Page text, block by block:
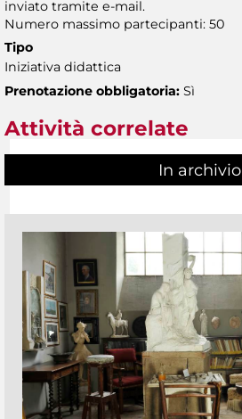
inviato tramite e-mail.
Numero massimo partecipanti: 50
Tipo
Iniziativa didattica
Prenotazione obbligatoria: Sì
Attività correlate
In archivio